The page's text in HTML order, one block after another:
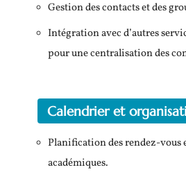
Gestion des contacts et des
Intégration avec d’autres
pour une centralisation des
Calendrier et
Planification des rendez-vous
académiques.